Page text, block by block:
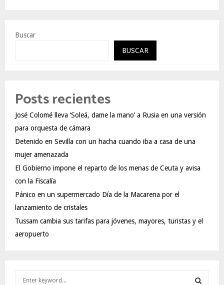
Buscar
BUSCAR
Posts recientes
José Colomé lleva ‘Soleá, dame la mano’ a Rusia en una versión
para orquesta de cámara
Detenido en Sevilla con un hacha cuando iba a casa de una
mujer amenazada
El Gobierno impone el reparto de los menas de Ceuta y avisa
con la Fiscalía
Pánico en un supermercado Día de la Macarena por el
lanzamiento de cristales
Tussam cambia sus tarifas para jóvenes, mayores, turistas y el
aeropuerto